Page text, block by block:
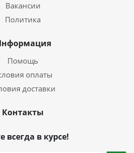
Вакансии
Политика
Помощь
оплаты
доставки
Контакты
всегда в курсе!